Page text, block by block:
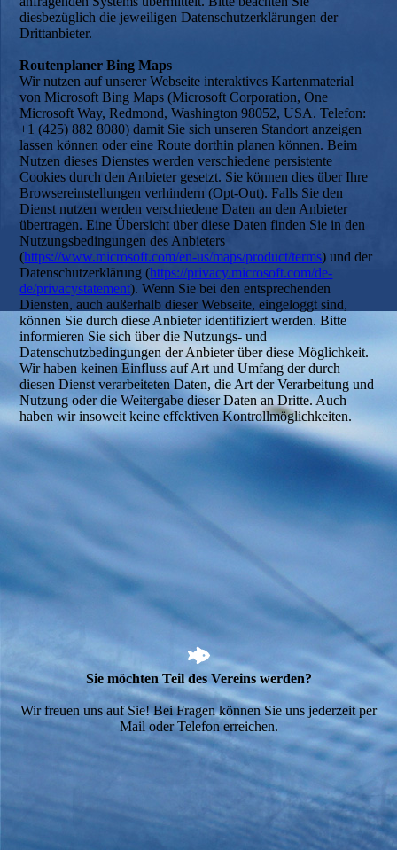
diesbezüglich die jeweiligen Datenschutzerklärungen der
Drittanbieter.
Routenplaner Bing Maps
Wir nutzen auf unserer Webseite interaktives Kartenmaterial
von Microsoft Bing Maps (Microsoft Corporation, One
Microsoft Way, Redmond, Washington 98052, USA. Telefon:
+1 (425) 882 8080) damit Sie sich unseren Standort anzeigen
lassen können oder eine Route dorthin planen können. Beim
Nutzen dieses Dienstes werden verschiedene persistente
Cookies durch den Anbieter gesetzt. Sie können dies über Ihre
Browsereinstellungen verhindern (Opt-Out). Falls Sie den
Dienst nutzen werden verschiedene Daten an den Anbieter
übertragen. Eine Übersicht über diese Daten finden Sie in den
Nutzungsbedingungen des Anbieters
(https://www.microsoft.com/en-us/maps/product/terms) und der
Datenschutzerklärung (https://privacy.microsoft.com/de-
de/privacystatement). Wenn Sie bei den entsprechenden
Diensten, auch außerhalb dieser Webseite, eingeloggt sind,
können Sie durch diese Anbieter identifiziert werden. Bitte
informieren Sie sich über die Nutzungs- und
Datenschutzbedingungen der Anbieter über diese Möglichkeit.
Wir haben keinen Einfluss auf Art und Umfang der durch
diesen Dienst verarbeiteten Daten, die Art der Verarbeitung und
Nutzung oder die Weitergabe dieser Daten an Dritte. Auch
haben wir insoweit keine effektiven Kontrollmöglichkeiten.
Sie möchten Teil des Vereins werden?
Wir freuen uns auf Sie! Bei Fragen können Sie uns jederzeit per
Mail oder Telefon erreichen.